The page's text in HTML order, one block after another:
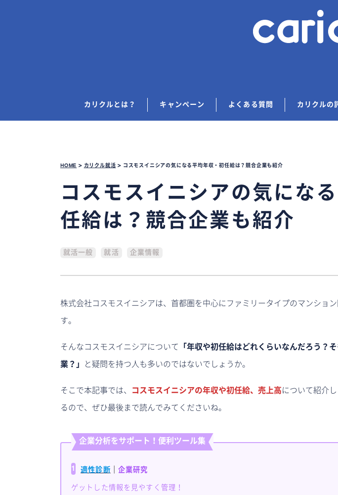
カリクルとは？ キャンペーン よくある質問 カリクルの
HOME > カリクル就活 > コスモスイニシアの気になる平均年収・初任給は？競合企業も紹介
コスモスイニシアの気にな
任給は？競合企業も紹介
就活一般 就活 企業情報
株式会社コスモスイニシアは、首都圏を中心にファミリータイプのマンショ
す。
そんなコスモスイニシアについて 「年収や初任給はどれくらいなんだろう？
業？」 と疑問を持つ人も多いのではないでしょうか。
そこで本記事では、 コスモスイニシアの年収や初任給、売上高について紹介
るので、ぜひ最後まで読んでみてくださいね。
企業分析をサポート！便利ツール集
1 適性診断 企業研究
ゲットした情報を見やすく管理！